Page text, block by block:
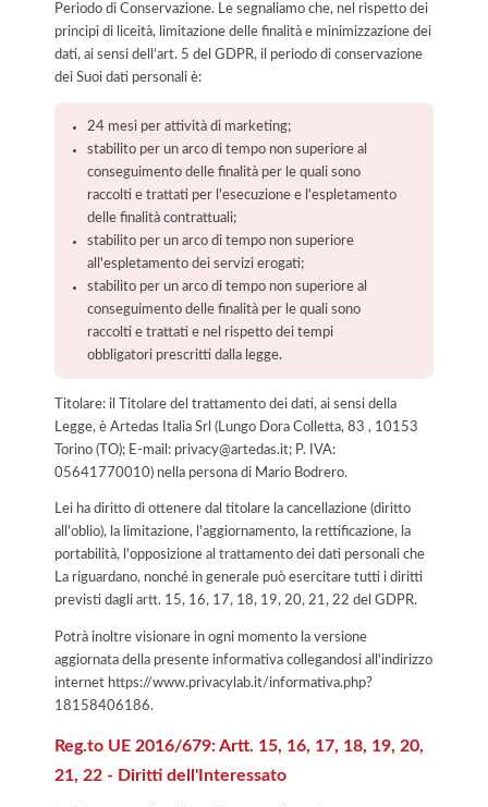
Periodo di Conservazione. Le segnaliamo che, nel rispetto dei
principi di liceità, limitazione delle finalità e minimizzazione dei
dati, ai sensi dell’art. 5 del GDPR, il periodo di conservazione
dei Suoi dati personali è:
24 mesi per attività di marketing;
stabilito per un arco di tempo non superiore al
conseguimento delle finalità per le quali sono
raccolti e trattati per l'esecuzione e l'espletamento
delle finalità contrattuali;
stabilito per un arco di tempo non superiore
all'espletamento dei servizi erogati;
stabilito per un arco di tempo non superiore al
conseguimento delle finalità per le quali sono
raccolti e trattati e nel rispetto dei tempi
obbligatori prescritti dalla legge.
Titolare: il Titolare del trattamento dei dati, ai sensi della
Legge, è Artedas Italia Srl (Lungo Dora Colletta, 83 , 10153
Torino (TO); E-mail: privacy@artedas.it; P. IVA:
05641770010) nella persona di Mario Bodrero.
Lei ha diritto di ottenere dal titolare la cancellazione (diritto
all'oblio), la limitazione, l'aggiornamento, la rettificazione, la
portabilità, l'opposizione al trattamento dei dati personali che
La riguardano, nonché in generale può esercitare tutti i diritti
previsti dagli artt. 15, 16, 17, 18, 19, 20, 21, 22 del GDPR.
Potrà inoltre visionare in ogni momento la versione
aggiornata della presente informativa collegandosi all'indirizzo
internet https://www.privacylab.it/informativa.php?
18158406186.
Reg.to UE 2016/679: Artt. 15, 16, 17, 18, 19, 20,
21, 22 - Diritti dell'Interessato